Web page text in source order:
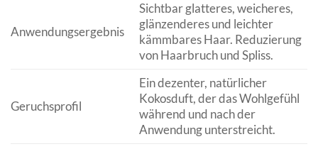
Anwendungsergebnis
Sichtbar glatteres, weicheres,
glänzenderes und leichter
kämmbares Haar. Reduzierung
von Haarbruch und Spliss.
Geruchsprofil
Ein dezenter, natürlicher
Kokosduft, der das Wohlgefühl
während und nach der
Anwendung unterstreicht.